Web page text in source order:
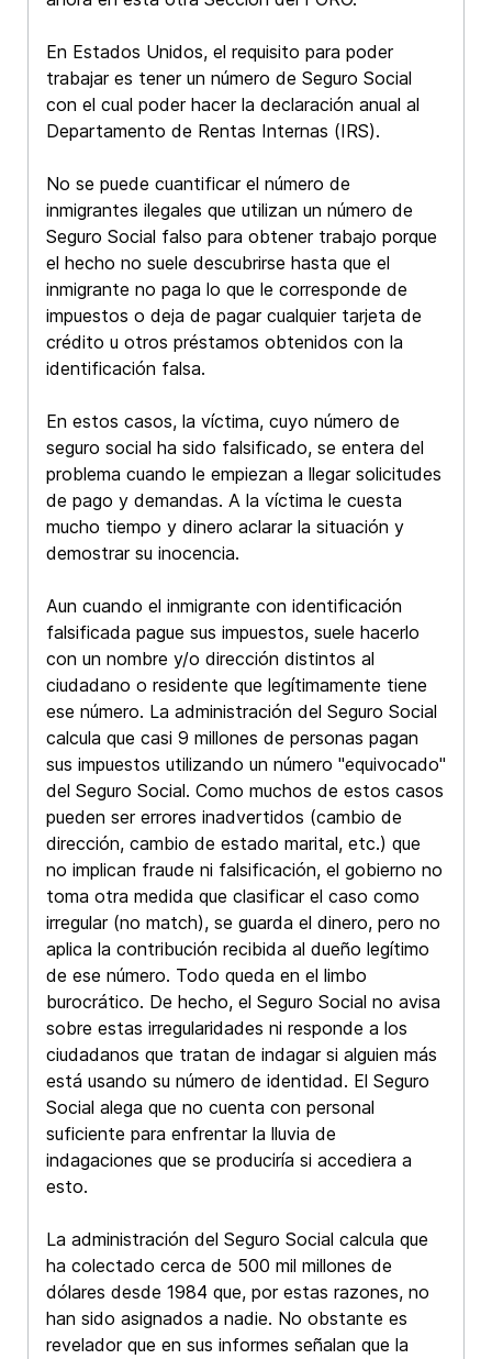
En Estados Unidos, el requisito para poder
trabajar es tener un número de Seguro Social
con el cual poder hacer la declaración anual al
Departamento de Rentas Internas (IRS).
No se puede cuantificar el número de
inmigrantes ilegales que utilizan un número de
Seguro Social falso para obtener trabajo porque
el hecho no suele descubrirse hasta que el
inmigrante no paga lo que le corresponde de
impuestos o deja de pagar cualquier tarjeta de
crédito u otros préstamos obtenidos con la
identificación falsa.
En estos casos, la víctima, cuyo número de
seguro social ha sido falsificado, se entera del
problema cuando le empiezan a llegar solicitudes
de pago y demandas. A la víctima le cuesta
mucho tiempo y dinero aclarar la situación y
demostrar su inocencia.
Aun cuando el inmigrante con identificación
falsificada pague sus impuestos, suele hacerlo
con un nombre y/o dirección distintos al
ciudadano o residente que legítimamente tiene
ese número. La administración del Seguro Social
calcula que casi 9 millones de personas pagan
sus impuestos utilizando un número "equivocado"
del Seguro Social. Como muchos de estos casos
pueden ser errores inadvertidos (cambio de
dirección, cambio de estado marital, etc.) que
no implican fraude ni falsificación, el gobierno no
toma otra medida que clasificar el caso como
irregular (no match), se guarda el dinero, pero no
aplica la contribución recibida al dueño legítimo
de ese número. Todo queda en el limbo
burocrático. De hecho, el Seguro Social no avisa
sobre estas irregularidades ni responde a los
ciudadanos que tratan de indagar si alguien más
está usando su número de identidad. El Seguro
Social alega que no cuenta con personal
suficiente para enfrentar la lluvia de
indagaciones que se produciría si accediera a
esto.
La administración del Seguro Social calcula que
ha colectado cerca de 500 mil millones de
dólares desde 1984 que, por estas razones, no
han sido asignados a nadie. No obstante es
revelador que en sus informes señalan que la